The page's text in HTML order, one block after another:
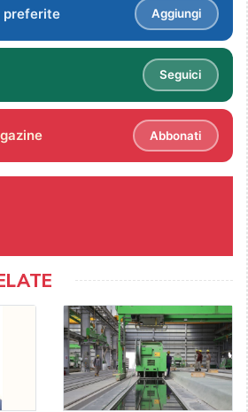
preferite Aggiungi
Seguici
Abbonati